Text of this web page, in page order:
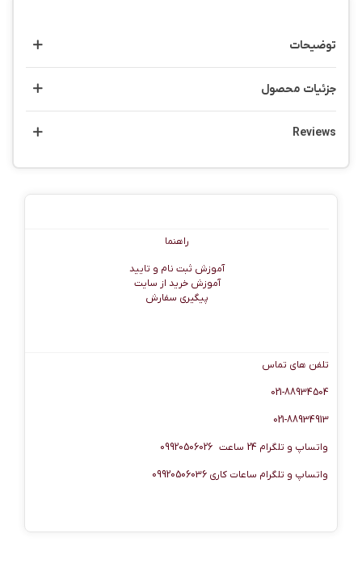
توضیحات
جزئیات محصول
Reviews
راهنما
آموزش ثبت نام و تایید
آموزش خرید از سایت
پیگیری سفارش
تلفن های تماس
021-88934504
021-88934913
واتساپ و تلگرام 24 ساعت 09920506026
واتساپ و تلگرام ساعات کاری 09920506036